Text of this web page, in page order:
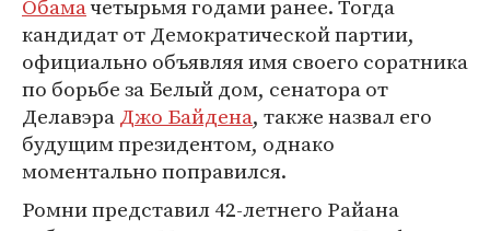
Обамачетырьмя годами ранее. Тогда
кандидат от Демократической партии,
официально объявляя имя своего соратника
по борьбе за Белый дом, сенатора от
ДелавэраДжо Байдена, также назвал его
будущим президентом, однако
моментально поправился.
Ромни представил 42-летнего Райана